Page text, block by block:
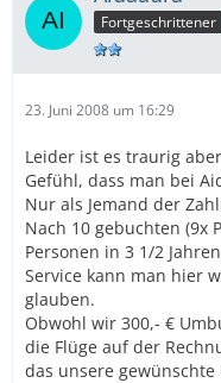
Fortgeschrittener
23. Juni 2008 um 16:29
Leider ist es traurig
Gefühl, dass man bei
Nur als Jemand der
Nach 10 gebuchten (9x
Personen in 3 1/2
Service kann man hier
glauben.
Obwohl wir 300,- €
die Flüge auf der
das unsere